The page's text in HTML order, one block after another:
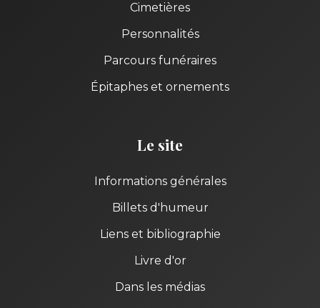
Cimetières
Personnalités
Parcours funéraires
Épitaphes et ornements
Le site
Informations générales
Billets d'humeur
Liens et bibliographie
Livre d'or
Dans les médias